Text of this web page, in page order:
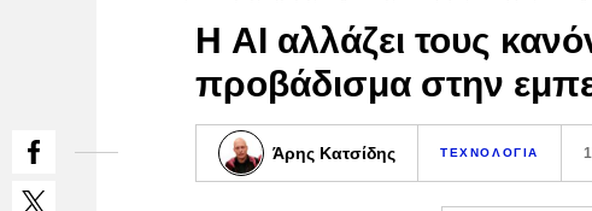
Η AI αλλάζει τους
προβάδισμα στην
Άρης Κατσίδης ΤΕΧΝΟΛΟΓΙΑ